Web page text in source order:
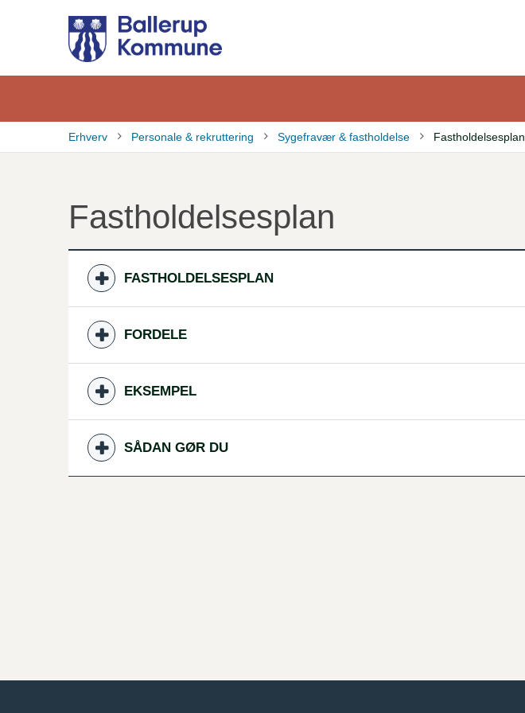
hovedindhold
Erhverv Personale & rekruttering Sygefravær & fastholdelse Fastholdelsesplan
Fastholdelsesplan
FASTHOLDELSESPLAN
FORDELE
EKSEMPEL
SÅDAN GØR DU